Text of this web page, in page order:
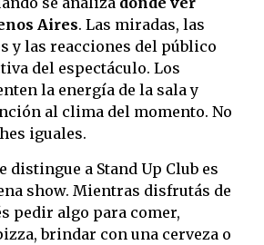
Aires. Las miradas, las
y las reacciones del público
del espectáculo. Los
la energía de la sala y
al clima del momento. No
iguales.
distingue a Stand Up Club es
show. Mientras disfrutás de
pedir algo para comer,
brindar con una cerveza o